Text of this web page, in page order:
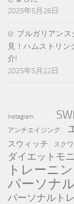
2025年5月26日
ブルガリアン
見！ハムストリ
介!
2025年5月22日
Instagram
アンチエイジング
スウィッチ
スク
ダイエットモ
トレーニ
パーソナ
パーソナルト